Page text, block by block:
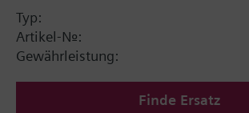
Verfügbar bis Sommer 2011,
Dreiwegventile VXF43.., bzw.
Typ:
Artikel-Nr.:
Gewährleistung:
Finde Ersatz